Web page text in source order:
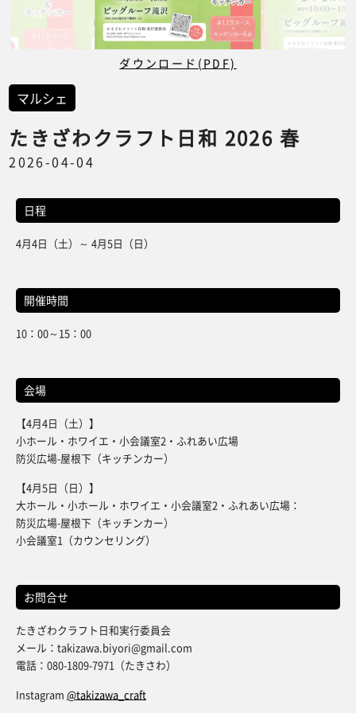
ダウンロード(PDF)
マルシェ
たきざわクラフト日和 2026 春
2026-04-04
日程
4月4日（土）～ 4月5日（日）
開催時間
10：00～15：00
会場
【4月4日（土）】
小ホール・ホワイエ・小会議室2・ふれあい広場
防災広場-屋根下（キッチンカー）
【4月5日（日）】
大ホール・小ホール・ホワイエ・小会議室2・ふれあい広場：
防災広場-屋根下（キッチンカー）
小会議室1（カウンセリング）
お問合せ
たきざわクラフト日和実行委員会
メール：takizawa.biyori@gmail.com
電話：080-1809-7971（たきさわ）
Instagram @takizawa_craft